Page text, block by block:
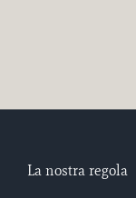
La nostra regola